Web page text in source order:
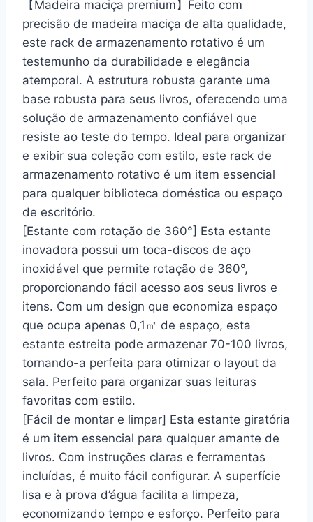
【Madeira maciça premium】Feito com
precisão de madeira maciça de alta qualidade,
este rack de armazenamento rotativo é um
testemunho da durabilidade e elegância
atemporal. A estrutura robusta garante uma
base robusta para seus livros, oferecendo uma
solução de armazenamento confiável que
resiste ao teste do tempo. Ideal para organizar
e exibir sua coleção com estilo, este rack de
armazenamento rotativo é um item essencial
para qualquer biblioteca doméstica ou espaço
de escritório.
[Estante com rotação de 360°] Esta estante
inovadora possui um toca-discos de aço
inoxidável que permite rotação de 360°,
proporcionando fácil acesso aos seus livros e
itens. Com um design que economiza espaço
que ocupa apenas 0,1㎡ de espaço, esta
estante estreita pode armazenar 70-100 livros,
tornando-a perfeita para otimizar o layout da
sala. Perfeito para organizar suas leituras
favoritas com estilo.
[Fácil de montar e limpar] Esta estante giratória
é um item essencial para qualquer amante de
livros. Com instruções claras e ferramentas
incluídas, é muito fácil configurar. A superfície
lisa e à prova d’água facilita a limpeza,
economizando tempo e esforço. Perfeito para